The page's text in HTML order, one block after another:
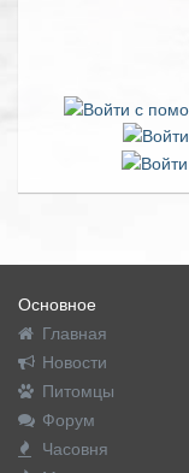
Основное
Главная
Новости
Питомцы
Форум
Часовня